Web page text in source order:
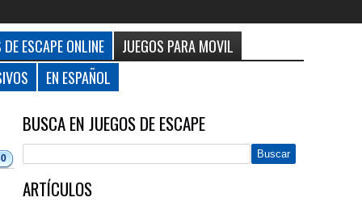
ESCAPE ONLINE
JUEGOS PARA MOVIL
EN ESPAÑOL
BUSCA EN JUEGOS DE ESCAPE
ARTÍCULOS